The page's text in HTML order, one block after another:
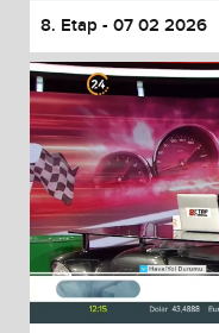
8. Etap - 07 02 2026